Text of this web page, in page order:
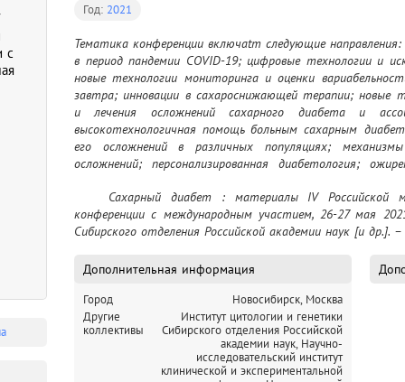
с
Год: 2021
Тематика конференции включаtт следующие
в период пандемии COVID-19; цифровые технологии и
новые технологии мониторинга и оценки
завтра; инновации в сахароснижающей терапии; новые
и лечения осложнений сахарного диабета и
высокотехнологичная помощь больным сахарным
его осложнений в различных популяциях;
осложнений; персонализированная диабетология;
конференции с международным участием, 26-27 мая
Сибирского отделения Российской академии наук [и др.]. –
Дополнительная информация
Город
Новосибирск, Москва
Другие
коллективы
Институт цитологии и генетики
Сибирского отделения Российской
академии наук, Научно-
исследовательский институт
клинической и экспериментальной